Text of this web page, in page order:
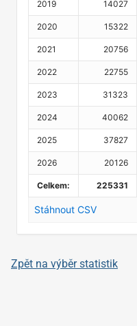
Zpět na výběr statistik